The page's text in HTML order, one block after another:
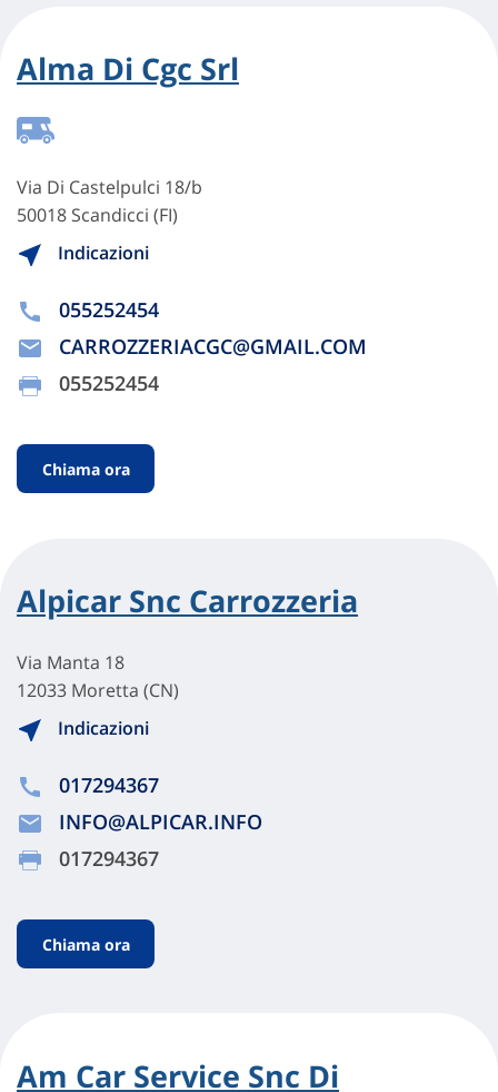
Alma Di Cgc Srl
Via Di Castelpulci 18/b
50018 Scandicci (FI)
Indicazioni
055252454
CARROZZERIACGC@GMAIL.COM
055252454
Chiama ora
Alpicar Snc Carrozzeria
Via Manta 18
12033 Moretta (CN)
Indicazioni
017294367
INFO@ALPICAR.INFO
017294367
Chiama ora
Am Car Service Snc Di